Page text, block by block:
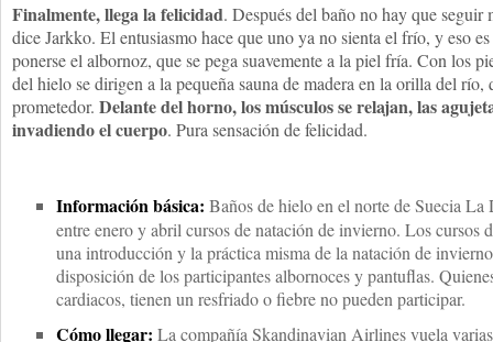
Finalmente, llega la felicidad. Después del baño no hay que seguir
dice Jarkko. El entusiasmo hace que uno ya no sienta el frío, y eso
ponerse el albornoz, que se pega suavemente a la piel fría. Con los
del hielo se dirigen a la pequeña sauna de madera en la orilla del río,
prometedor. Delante del horno, los músculos se relajan, las
invadiendo el cuerpo. Pura sensación de felicidad.
Información básica: Baños de hielo en el norte de Suecia
entre enero y abril cursos de natación de invierno. Los cursos
una introducción y la práctica misma de la natación de
disposición de los participantes albornoces y pantuflas.
cardiacos, tienen un resfriado o fiebre no pueden participar.
Cómo llegar: La compañía Skandinavian Airlines vuela